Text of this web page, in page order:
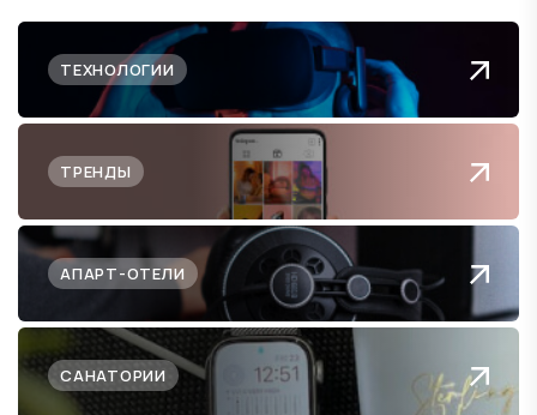
ТЕХНОЛОГИИ
ТРЕНДЫ
АПАРТ-ОТЕЛИ
САНАТОРИИ